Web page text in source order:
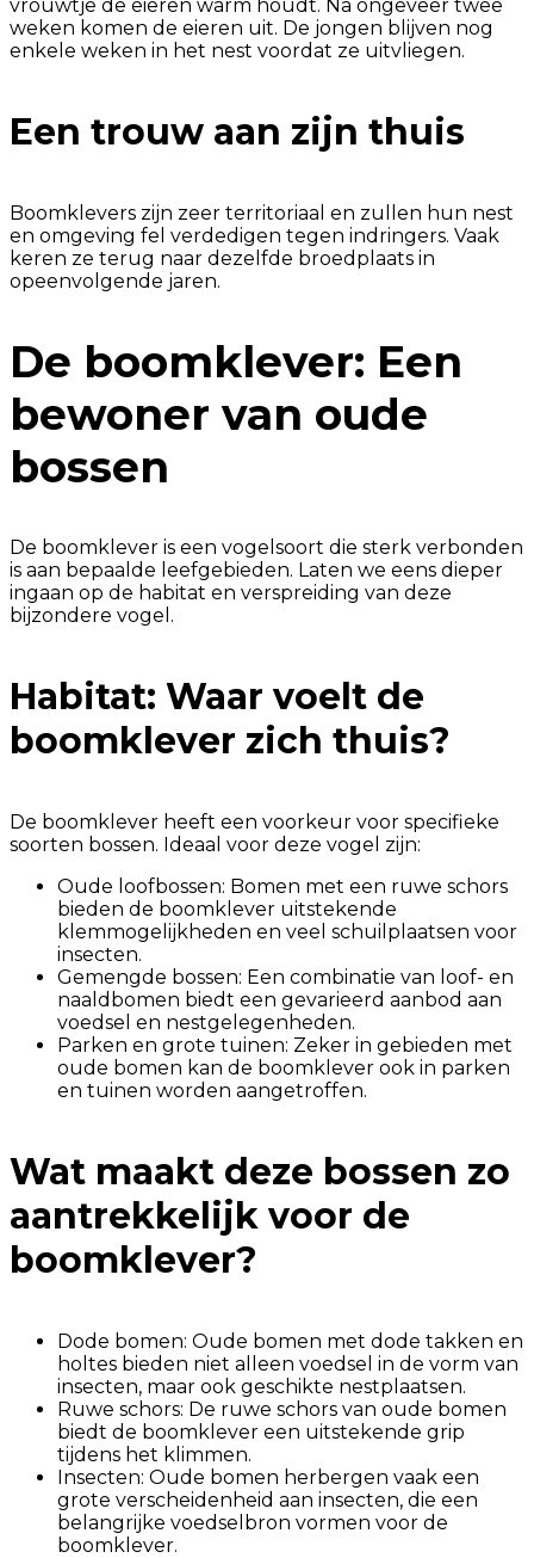
vrouwtje de eieren warm houdt. Na ongeveer twee
weken komen de eieren uit. De jongen blijven nog
enkele weken in het nest voordat ze uitvliegen.
Een trouw aan zijn thuis
Boomklevers zijn zeer territoriaal en zullen hun nest
en omgeving fel verdedigen tegen indringers. Vaak
keren ze terug naar dezelfde broedplaats in
opeenvolgende jaren.
De boomklever: Een
bewoner van oude
bossen
De boomklever is een vogelsoort die sterk verbonden
is aan bepaalde leefgebieden. Laten we eens dieper
ingaan op de habitat en verspreiding van deze
bijzondere vogel.
Habitat: Waar voelt de
boomklever zich thuis?
De boomklever heeft een voorkeur voor specifieke
soorten bossen. Ideaal voor deze vogel zijn:
Oude loofbossen: Bomen met een ruwe schors
bieden de boomklever uitstekende
klemmogelijkheden en veel schuilplaatsen voor
insecten.
Gemengde bossen: Een combinatie van loof- en
naaldbomen biedt een gevarieerd aanbod aan
voedsel en nestgelegenheden.
Parken en grote tuinen: Zeker in gebieden met
oude bomen kan de boomklever ook in parken
en tuinen worden aangetroffen.
Wat maakt deze bossen zo
aantrekkelijk voor de
boomklever?
Dode bomen: Oude bomen met dode takken en
holtes bieden niet alleen voedsel in de vorm van
insecten, maar ook geschikte nestplaatsen.
Ruwe schors: De ruwe schors van oude bomen
biedt de boomklever een uitstekende grip
tijdens het klimmen.
Insecten: Oude bomen herbergen vaak een
grote verscheidenheid aan insecten, die een
belangrijke voedselbron vormen voor de
boomklever.